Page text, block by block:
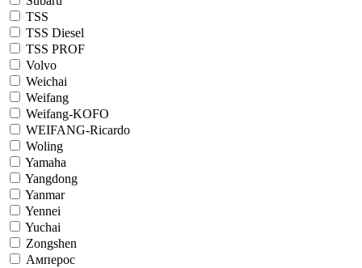
TSS
TSS Diesel
TSS PROF
Volvo
Weichai
Weifang
Weifang-KOFO
WEIFANG-Ricardo
Woling
Yamaha
Yangdong
Yanmar
Yennei
Yuchai
Zongshen
Амперос